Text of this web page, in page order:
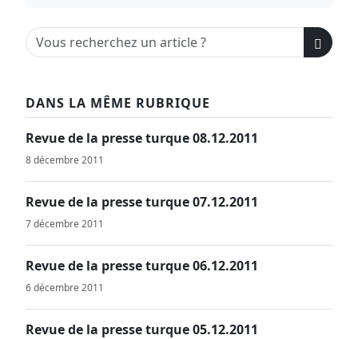
DANS LA MÊME RUBRIQUE
Revue de la presse turque 08.12.2011
8 décembre 2011
Revue de la presse turque 07.12.2011
7 décembre 2011
Revue de la presse turque 06.12.2011
6 décembre 2011
Revue de la presse turque 05.12.2011